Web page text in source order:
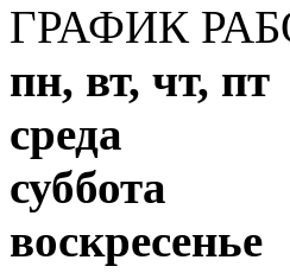
ГРАФИК
пн, вт, чт, пт
среда с
суббота с
воскресенье